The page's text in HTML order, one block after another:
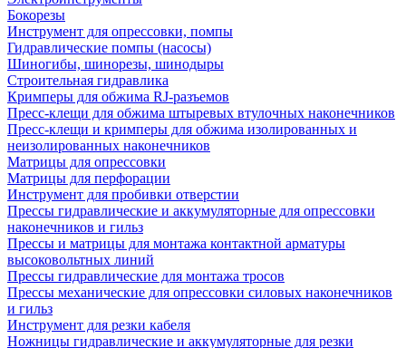
Бокорезы
Инструмент для опрессовки, помпы
Гидравлические помпы (насосы)
Шиногибы, шинорезы, шинодыры
Строительная гидравлика
Кримперы для обжима RJ-разъемов
Пресс-клещи для обжима штыревых втулочных наконечников
Пресс-клещи и кримперы для обжима изолированных и
неизолированных наконечников
Матрицы для опрессовки
Матрицы для перфорации
Инструмент для пробивки отверстии
Прессы гидравлические и аккумуляторные для опрессовки
наконечников и гильз
Прессы и матрицы для монтажа контактной арматуры
высоковольтных линий
Прессы гидравлические для монтажа тросов
Прессы механические для опрессовки силовых наконечников
и гильз
Инструмент для резки кабеля
Ножницы гидравлические и аккумуляторные для резки